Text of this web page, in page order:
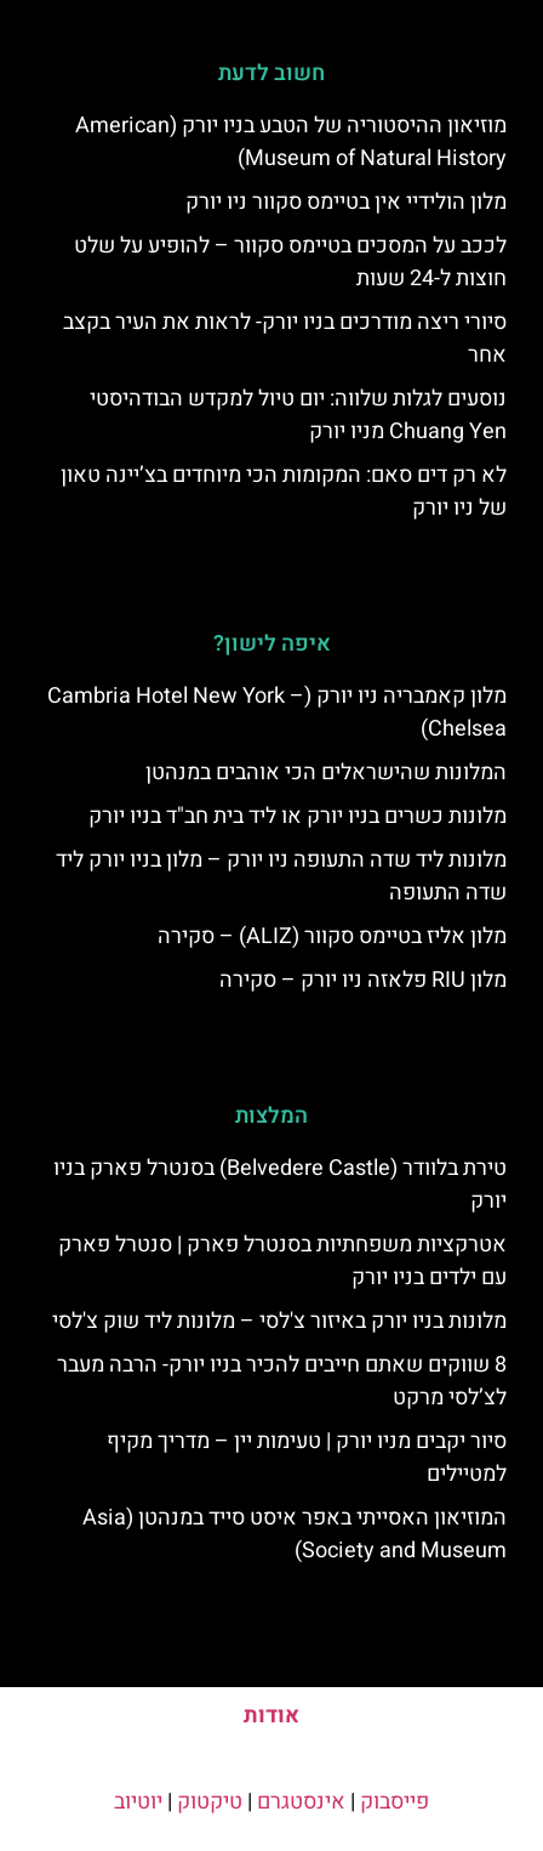
חשוב לדעת
מוזיאון ההיסטוריה של הטבע בניו יורק (American
Museum of Natural History)
מלון הולידיי אין בטיימס סקוור ניו יורק
לככב על המסכים בטיימס סקוור – להופיע על שלט
חוצות ל-24 שעות
סיורי ריצה מודרכים בניו יורק- לראות את העיר בקצב
אחר
נוסעים לגלות שלווה: יום טיול למקדש הבודהיסטי
Chuang Yen מניו יורק
לא רק דים סאם: המקומות הכי מיוחדים בצ’יינה טאון
של ניו יורק
איפה לישון?
מלון קאמבריה ניו יורק (Cambria Hotel New York –
Chelsea)
המלונות שהישראלים הכי אוהבים במנהטן
מלונות כשרים בניו יורק או ליד בית חב"ד בניו יורק
מלונות ליד שדה התעופה ניו יורק – מלון בניו יורק ליד
שדה התעופה
מלון אליז בטיימס סקוור (ALIZ) – סקירה
מלון RIU פלאזה ניו יורק – סקירה
המלצות
טירת בלוודר (Belvedere Castle) בסנטרל פארק בניו
יורק
אטרקציות משפחתיות בסנטרל פארק | סנטרל פארק
עם ילדים בניו יורק
מלונות בניו יורק באיזור צ'לסי – מלונות ליד שוק צ'לסי
8 שווקים שאתם חייבים להכיר בניו יורק- הרבה מעבר
לצ’לסי מרקט
סיור יקבים מניו יורק | טעימות יין – מדריך מקיף
למטיילים
המוזיאון האסייתי באפר איסט סייד במנהטן (Asia
Society and Museum)
אודות
פייסבוק | אינסטגרם | טיקטוק | יוטיוב